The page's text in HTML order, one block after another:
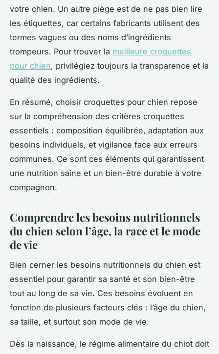
votre chien. Un autre piège est de ne pas bien lire
les étiquettes, car certains fabricants utilisent des
termes vagues ou des noms d’ingrédients
trompeurs. Pour trouver la meilleure croquettes
pour chien, privilégiez toujours la transparence et la
qualité des ingrédients.
En résumé, choisir croquettes pour chien repose
sur la compréhension des critères croquettes
essentiels : composition équilibrée, adaptation aux
besoins individuels, et vigilance face aux erreurs
communes. Ce sont ces éléments qui garantissent
une nutrition saine et un bien-être durable à votre
compagnon.
Comprendre les besoins nutritionnels
du chien selon l’âge, la race et le mode
de vie
Bien cerner les besoins nutritionnels du chien est
essentiel pour garantir sa santé et son bien-être
tout au long de sa vie. Ces besoins évoluent en
fonction de plusieurs facteurs clés : l’âge du chien,
sa taille, et surtout son mode de vie.
Dès la naissance, le régime alimentaire du chiot doit